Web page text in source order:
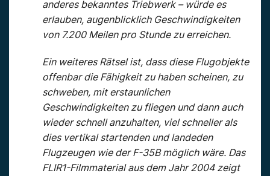
anderes bekanntes Triebwerk – würde es
erlauben, augenblicklich Geschwindigkeiten
von 7.200 Meilen pro Stunde zu erreichen.
Ein weiteres Rätsel ist, dass diese Flugobjekte
offenbar die Fähigkeit zu haben scheinen, zu
schweben, mit erstaunlichen
Geschwindigkeiten zu fliegen und dann auch
wieder schnell anzuhalten, viel schneller als
dies vertikal startenden und landeden
Flugzeugen wie der F-35B möglich wäre. Das
FLIR1-Filmmaterial aus dem Jahr 2004 zeigt